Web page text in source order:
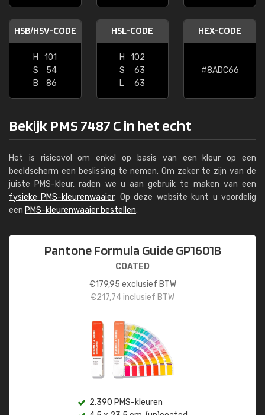
HSB/HSV-CODE
H
101
S
54
B
86
HSL-CODE
H
102
S
63
L
63
HEX-CODE
#8ADC66
Bekijk PMS 7487 C in het echt
Het is risicovol om enkel op basis van een kleur op een
beeldscherm een beslissing te nemen. Om zeker te zijn van de
juiste PMS-kleur, raden we u aan gebruik te maken van een
fysieke PMS-kleurenwaaier. Op deze website kunt u voordelig
een PMS-kleurenwaaier bestellen.
Pantone Formula Guide GP1601B
COATED
€179,95 exclusief BTW
€217,74inclusief BTW
2.390 PMS-kleuren